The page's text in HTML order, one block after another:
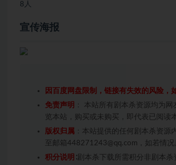
8人
宣传海报
因百度网盘限制，链接有失效的风险，
免责声明 ： 本站所有剧本杀资源均为
览本站，购买或未购买，即代表已阅读
版权归属 ：本站提供的任何剧本杀资
至邮箱448271243@qq.com，如若情
积分说明 ∶剧本杀下载所需积分非剧本